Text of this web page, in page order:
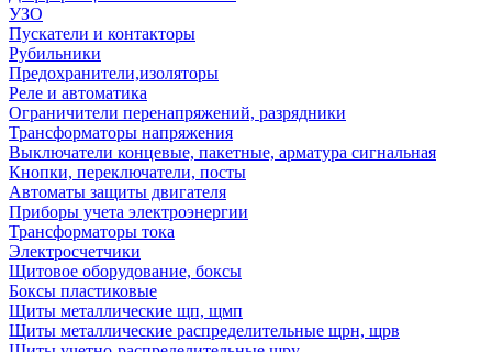
УЗО
Пускатели и контакторы
Рубильники
Предохранители,изоляторы
Реле и автоматика
Ограничители перенапряжений, разрядники
Трансформаторы напряжения
Выключатели концевые, пакетные, арматура сигнальная
Кнопки, переключатели, посты
Автоматы защиты двигателя
Приборы учета электроэнергии
Трансформаторы тока
Электросчетчики
Щитовое оборудование, боксы
Боксы пластиковые
Щиты металлические щп, щмп
Щиты металлические распределительные щрн, щрв